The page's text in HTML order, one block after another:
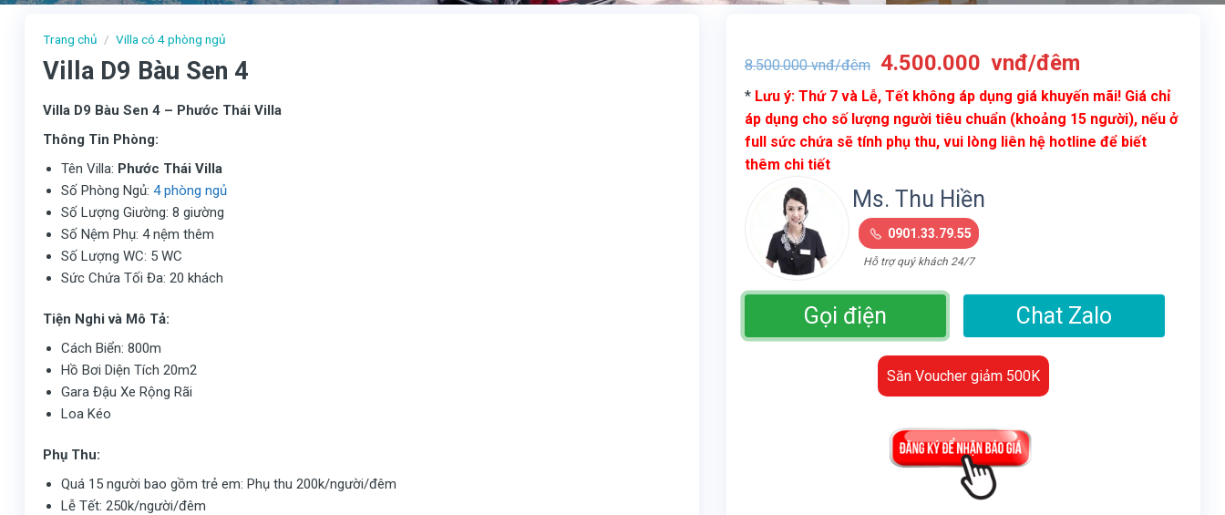
Trang chủ / Villa có 4 phòng ngủ
Villa D9 Bàu Sen 4
Villa D9 Bàu Sen 4 – Phước Thái Villa
Thông Tin Phòng:
Tên Villa: Phước Thái Villa
Số Phòng Ngủ: 4 phòng ngủ
Số Lượng Giường: 8 giường
Số Nệm Phụ: 4 nệm thêm
Số Lượng WC: 5 WC
Sức Chứa Tối Đa: 20 khách
Tiện Nghi và Mô Tả:
Cách Biển: 800m
Hồ Bơi Diện Tích 20m2
Gara Đậu Xe Rộng Rãi
Loa Kéo
Phụ Thu:
Quá 15 người bao gồm trẻ em: Phụ thu 200k/người/đêm
Lễ Tết: 250k/người/đêm
8.500.000vnđ/đêm
Giá
gốc
là:
8.500.000
vnđ/
4.500.000 vnđ/đêmGiá
hiện
tại
là:
4.500.000
* Lưu ý: Thứ 7 và Lễ, Tết không áp dụng giá khuyến mãi! Giá chỉ
áp dụng cho số lượng người tiêu chuẩn (khoảng 15 người), nếu ở
full sức chứa sẽ tính phụ thu, vui lòng liên hệ hotline để biết
thêm chi tiết
Ms. Thu Hiền
0901.33.79.55
Hỗ trợ quý khách 24/7
Gọi điện Chat Zalo
Săn Voucher giảm 500K